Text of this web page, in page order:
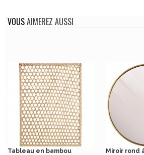
VOUSAIMEREZ AUSSI
Tableau en bambou
Miroir rond